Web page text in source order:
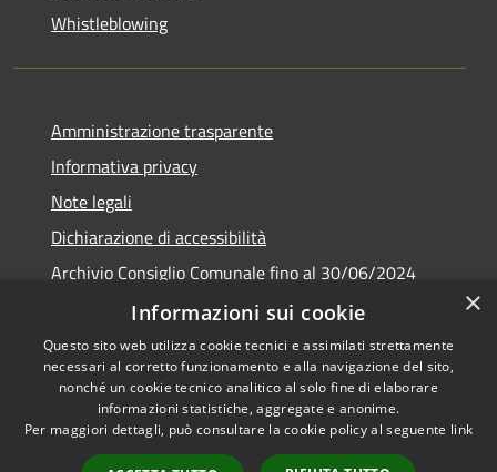
Whistleblowing
Amministrazione trasparente
Informativa privacy
Note legali
Dichiarazione di accessibilità
Archivio Consiglio Comunale fino al 30/06/2024
Consiglio Comunale Online
RSS
Accessibilità
Copyright © 2026 • Comune di
×
Informazioni sui cookie
Questo sito web utilizza cookie tecnici e assimilati strettamente
necessari al corretto funzionamento e alla navigazione del sito,
nonché un cookie tecnico analitico al solo fine di elaborare
informazioni statistiche, aggregate e anonime.
Per maggiori dettagli, può consultare la cookie policy al seguente link